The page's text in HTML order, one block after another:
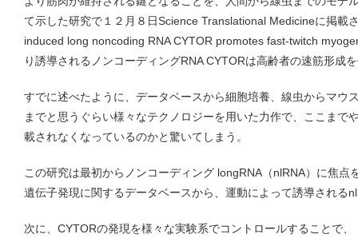
て示した研究で１２月８日Science Translational Medicineに掲載
induced long noncoding RNA CYTOR promotes fast-twitch
り誘導されるノンコーディングRNA CYTORは高齢者の速筋形成
すでに述べたように、データベースから細胞培養、線虫からマウ
までと思うぐらい様々なテクノロジーを用いた力作で、ここまで
載されなくなっているのかと驚いてしまう。
この研究は最初からノンコーディング longRNA（nlRNA）に焦点
遺伝子発現に関するデータベースから、運動によって誘導される
次に、CYTORの発現を様々な実験系でコントロールすることで、